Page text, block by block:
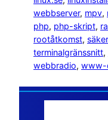
webbserver, mpv,
php, php-skript,
rootåtkomst,
terminalgränssnitt,
webbradio, www-